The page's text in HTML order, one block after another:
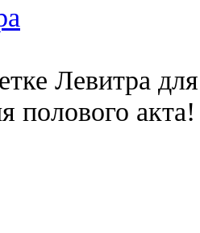
Левитра
полового акта!